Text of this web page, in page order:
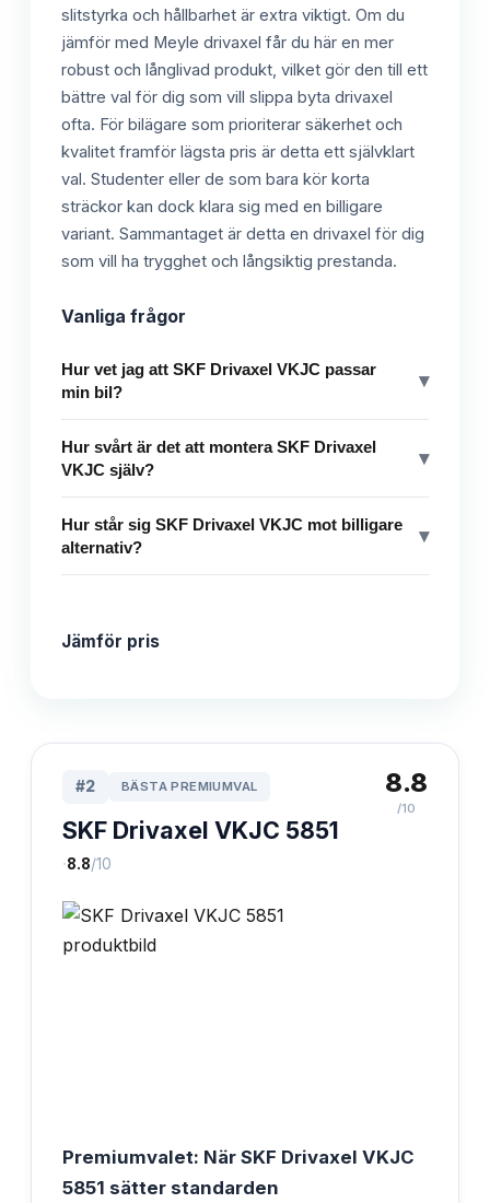
slitstyrka och hållbarhet är extra viktigt. Om du
jämför med Meyle drivaxel får du här en mer
robust och långlivad produkt, vilket gör den till ett
bättre val för dig som vill slippa byta drivaxel
ofta. För bilägare som prioriterar säkerhet och
kvalitet framför lägsta pris är detta ett självklart
val. Studenter eller de som bara kör korta
sträckor kan dock klara sig med en billigare
variant. Sammantaget är detta en drivaxel för dig
som vill ha trygghet och långsiktig prestanda.
Vanliga frågor
Hur vet jag att SKF Drivaxel VKJC passar
min bil?
▾
Hur svårt är det att montera SKF Drivaxel
VKJC själv?
▾
Hur står sig SKF Drivaxel VKJC mot billigare
alternativ?
▾
Jämför pris
#2 BÄSTA PREMIUMVAL
SKF Drivaxel VKJC 5851
·8.8/10
8.8
/10
Premiumvalet: När SKF Drivaxel VKJC
5851 sätter standarden